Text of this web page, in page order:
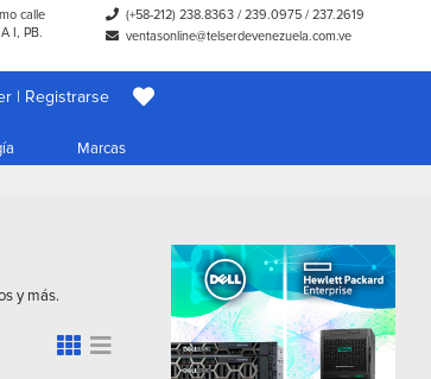
calle
I, PB.
(+58-212) 238.8363 /239.0975 /237.2619
ventasonline@telserdevenezuela.com.ve
| Registrarse
Marcas
y más.